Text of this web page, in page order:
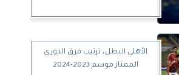
الأهلي البطل، ترتيب فرق الدوري
الممتاز موسم 2023-2024